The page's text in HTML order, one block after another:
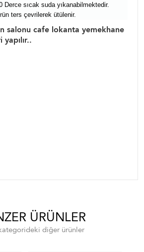
Derce sıcak suda yıkanabilmektedir.
ters çevrilerek ütülenir.
salonu cafe lokanta yemekhane
ÜRÜNLER
diğer ürünler